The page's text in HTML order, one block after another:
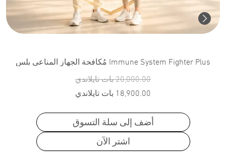
Immune System Fighter Plus مُكافحة الجهاز المناعي بلس
20,000.00 بات تايلاندي
18,900.00 بات تايلاندي
أضف إلى سلة التسوق
اشتر الآن